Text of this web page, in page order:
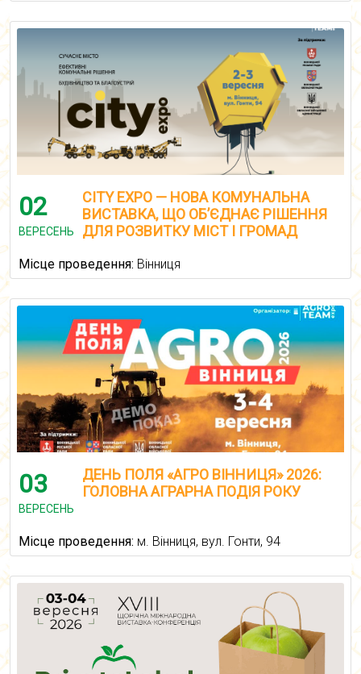
02
ВЕРЕСЕНЬ
CITY EXPO — НОВА КОМУНАЛЬНА
ВИСТАВКА, ЩО ОБ’ЄДНАЄ РІШЕННЯ
ДЛЯ РОЗВИТКУ МІСТ І ГРОМАД
Місце проведення: Вінниця
03
ВЕРЕСЕНЬ
ДЕНЬ ПОЛЯ «АГРО ВІННИЦЯ» 2026:
ГОЛОВНА АГРАРНА ПОДІЯ РОКУ
Місце проведення: м. Вінниця, вул. Гонти, 94